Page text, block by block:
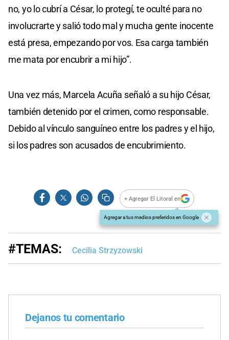
no, yo lo cubrí a César, lo protegí, te oculté para no
involucrarte y salió todo mal y mucha gente inocente
está presa, empezando por vos. Esa carga también
me mata por encubrir a mi hijo”.
Una vez más, Marcela Acuña señaló a su hijo César,
también detenido por el crimen, como responsable.
Debido al vínculo sanguíneo entre los padres y el hijo,
si los padres son acusados de encubrimiento.
+ Agregar El Litoral en
Agregar a tus medios preferidos en Google
#TEMAS: Cecilia Strzyzowski
Dejanos tu comentario